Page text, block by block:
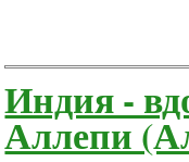
Индия -
Аллепи